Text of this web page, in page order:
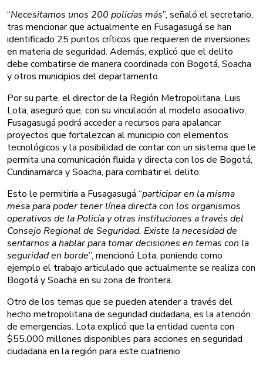
“Necesitamos unos 200 policías más”, señaló el secretario,
tras mencionar que actualmente en Fusagasugá se han
identificado 25 puntos críticos que requieren de inversiones
en materia de seguridad. Además, explicó que el delito
debe combatirse de manera coordinada con Bogotá, Soacha
y otros municipios del departamento.
Por su parte, el director de la Región Metropolitana, Luis
Lota, aseguró que, con su vinculación al modelo asociativo,
Fusagasugá podrá acceder a recursos para apalancar
proyectos que fortalezcan al municipio con elementos
tecnológicos y la posibilidad de contar con un sistema que le
permita una comunicación fluida y directa con los de Bogotá,
Cundinamarca y Soacha, para combatir el delito.
Esto le permitiría a Fusagasugá “participar en la misma
mesa para poder tener línea directa con los organismos
operativos de la Policía y otras instituciones a través del
Consejo Regional de Seguridad. Existe la necesidad de
sentarnos a hablar para tomar decisiones en temas con la
seguridad en borde”, mencionó Lota, poniendo como
ejemplo el trabajo articulado que actualmente se realiza con
Bogotá y Soacha en su zona de frontera.
Otro de los temas que se pueden atender a través del
hecho metropolitana de seguridad ciudadana, es la atención
de emergencias. Lota explicó que la entidad cuenta con
$55.000 millones disponibles para acciones en seguridad
ciudadana en la región para este cuatrienio.